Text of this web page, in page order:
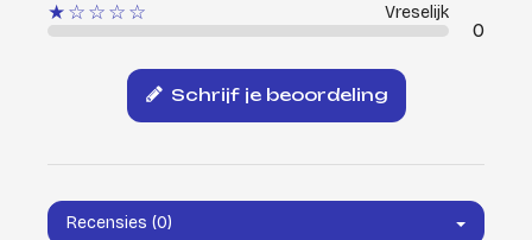
★☆☆☆☆
Vreselijk
0
Schrijf je beoordeling
Recensies (0)